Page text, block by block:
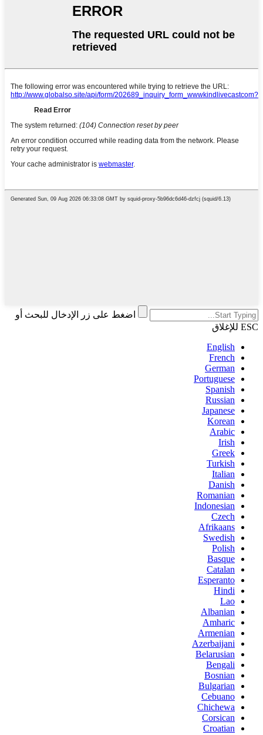
اضغط على زر الإدخال للبحث أو
ESC للإغلاق
English
French
German
Portuguese
Spanish
Russian
Japanese
Korean
Arabic
Irish
Greek
Turkish
Italian
Danish
Romanian
Indonesian
Czech
Afrikaans
Swedish
Polish
Basque
Catalan
Esperanto
Hindi
Lao
Albanian
Amharic
Armenian
Azerbaijani
Belarusian
Bengali
Bosnian
Bulgarian
Cebuano
Chichewa
Corsican
Croatian